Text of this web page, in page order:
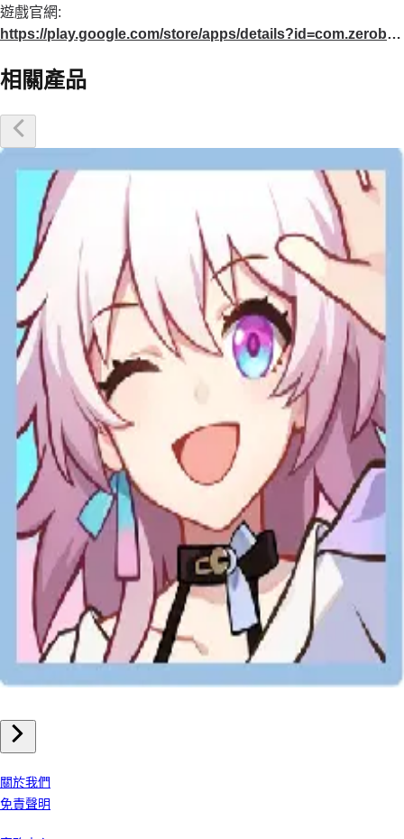
遊戲官網:
https://play.google.com/store/apps/details?id=com.zerobound.lmfxdj
相關產品
手機遊戲
崩壞星穹鐵道 儲值
關於我們
免責聲明